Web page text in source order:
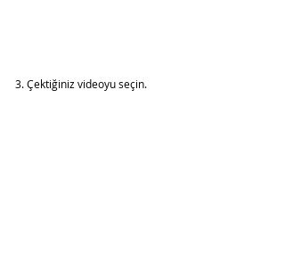
3. Çektiğiniz videoyu seçin.